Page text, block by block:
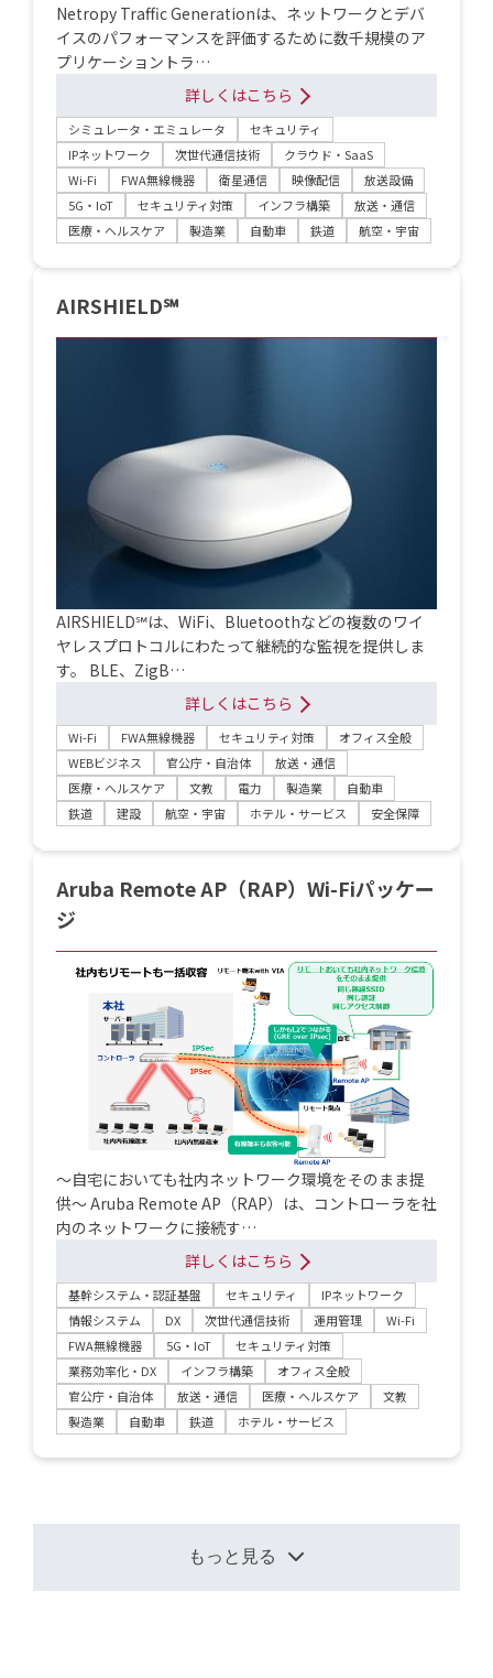
Netropy Traffic Generationは、ネットワークとデバ
イスのパフォーマンスを評価するために数千規模のア
プリケーショントラ…
詳しくはこちら
シミュレータ・エミュレータ
セキュリティ
IPネットワーク
次世代通信技術
クラウド・SaaS
Wi-Fi
FWA無線機器 衛星通信 映像配信
放送設備
5G・IoT
セキュリティ対策 インフラ構築
放送・通信
医療・ヘルスケア
製造業 自動車 鉄道 航空・宇宙
AIRSHIELD℠
AIRSHIELD℠は、WiFi、Bluetoothなどの複数のワイ
ヤレスプロトコルにわたって継続的な監視を提供しま
す。 BLE、ZigB…
詳しくはこちら
Wi-Fi FWA無線機器 セキュリティ対策
オフィス全般
WEBビジネス
官公庁・自治体
放送・通信
医療・ヘルスケア
文教 電力 製造業
自動車
鉄道
建設 航空・宇宙 ホテル・サービス 安全保障
Aruba Remote AP（RAP）Wi-Fiパッケー
ジ
～自宅においても社内ネットワーク環境をそのまま提
供～ Aruba Remote AP（RAP）は、コントローラを社
内のネットワークに接続す…
詳しくはこちら
基幹システム・認証基盤 セキュリティ
IPネットワーク
情報システム
DX 次世代通信技術 運用管理
Wi-Fi
FWA無線機器
5G・IoT
セキュリティ対策
業務効率化・DX
インフラ構築
オフィス全般
官公庁・自治体
放送・通信 医療・ヘルスケア
文教
製造業
自動車 鉄道 ホテル・サービス
もっと見る